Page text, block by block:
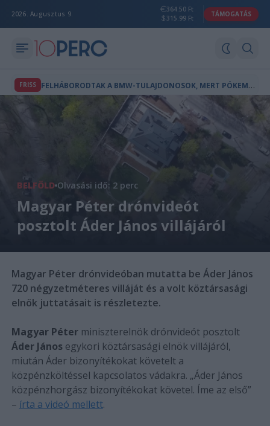
2026. Augusztus 9.
364.50 Ft
315.99 Ft
TÁMOGATÁS
FRISS F
ELHÁBORODTAK A BMW-TULAJDONOSOK, MERT PÓKEMBER-REKLÁM JELENT MEG AZ AUTÓIK FEDÉLZETI KÉPERNYŐJÉN
BELFÖLD Olvasási idő: 2 perc
Magyar Péter drónvideót
posztolt Áder János villájáról
Magyar Péter drónvideóban mutatta be Áder János
720 négyzetméteres villáját és a volt köztársasági
elnök juttatásait is részletezte.
Magyar Péterminiszterelnök drónvideót posztolt
Áder Jánosegykori köztársasági elnök villájáról,
miután Áder bizonyítékokat követelt a
közpénzköltéssel kapcsolatos vádakra. „Áder János
közpénzhorgász bizonyítékokat követel. Íme az első”
– írta a videó mellett.